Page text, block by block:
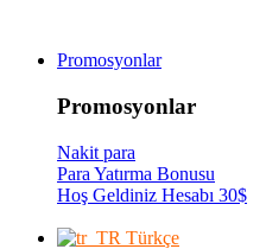
Promosyonlar
Promosyonlar
Nakit para
Para Yatırma Bonusu
Hoş Geldiniz Hesabı 30$
Türkçe